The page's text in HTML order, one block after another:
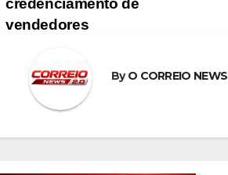
credenciamento de
vendedores
ByO CORREIO NEWS